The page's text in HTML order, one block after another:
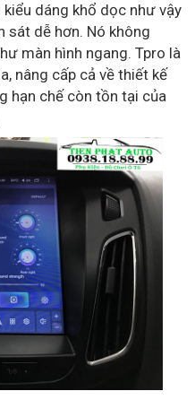
kiểu dáng khổ dọc như vậy
sát dễ hơn. Nó không
màn hình ngang. Tpro là
nâng cấp cả về thiết kế
hạn chế còn tồn tại của